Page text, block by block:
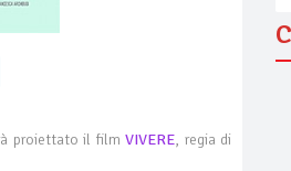
proiettato il filmVIVERE, regia di